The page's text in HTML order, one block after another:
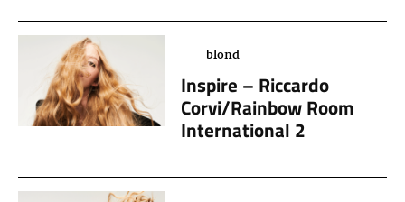
blond
Inspire – Riccardo
Corvi/Rainbow Room
International 2